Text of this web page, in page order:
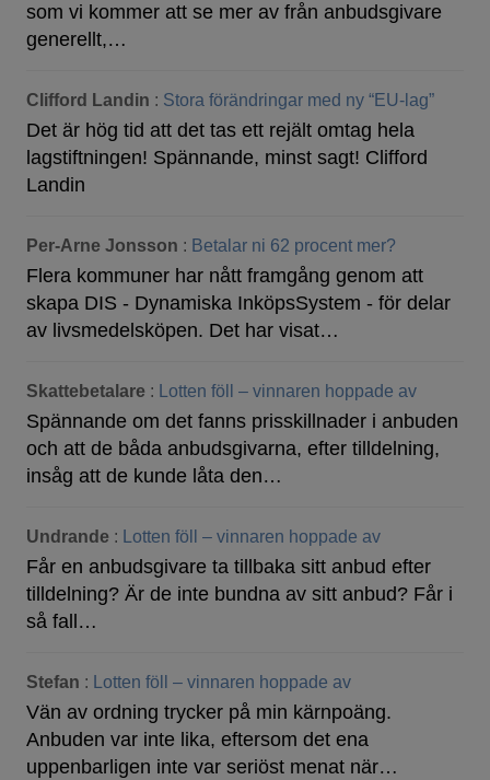
som vi kommer att se mer av från anbudsgivare
generellt,…
Clifford Landin : Stora förändringar med ny “EU-lag”
Det är hög tid att det tas ett rejält omtag hela
lagstiftningen! Spännande, minst sagt! Clifford
Landin
Per-Arne Jonsson : Betalar ni 62 procent mer?
Flera kommuner har nått framgång genom att
skapa DIS - Dynamiska InköpsSystem - för delar
av livsmedelsköpen. Det har visat…
Skattebetalare : Lotten föll – vinnaren hoppade av
Spännande om det fanns prisskillnader i anbuden
och att de båda anbudsgivarna, efter tilldelning,
insåg att de kunde låta den…
Undrande : Lotten föll – vinnaren hoppade av
Får en anbudsgivare ta tillbaka sitt anbud efter
tilldelning? Är de inte bundna av sitt anbud? Får i
så fall…
Stefan : Lotten föll – vinnaren hoppade av
Vän av ordning trycker på min kärnpoäng.
Anbuden var inte lika, eftersom det ena
uppenbarligen inte var seriöst menat när…